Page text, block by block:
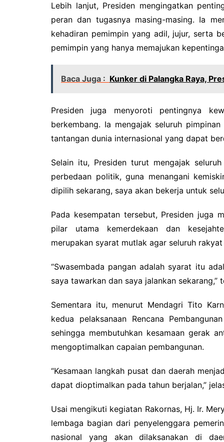
Lebih lanjut, Presiden mengingatkan
peran dan tugasnya masing-masing. Ia
kehadiran pemimpin yang adil, jujur, serta
pemimpin yang hanya memajukan
Baca Juga : Kunker di Palangka Raya,
Presiden juga menyoroti pentingnya
berkembang. Ia mengajak seluruh
tantangan dunia internasional yang dapat
Selain itu, Presiden turut mengajak
perbedaan politik, guna menangani
dipilih sekarang, saya akan bekerja untuk
Pada kesempatan tersebut, Presiden juga
pilar utama kemerdekaan dan
merupakan syarat mutlak agar seluruh
“Swasembada pangan adalah syarat itu
saya tawarkan dan saya jalankan sekarang,”
Sementara itu, menurut Mendagri Tito
kedua pelaksanaan Rencana
sehingga membutuhkan kesamaan gerak
mengoptimalkan capaian pembangunan.
“Kesamaan langkah pusat dan daerah
dapat dioptimalkan pada tahun berjalan,”
Usai mengikuti kegiatan Rakornas, Hj. Ir.
lembaga bagian dari penyelenggara
nasional yang akan dilaksanakan di